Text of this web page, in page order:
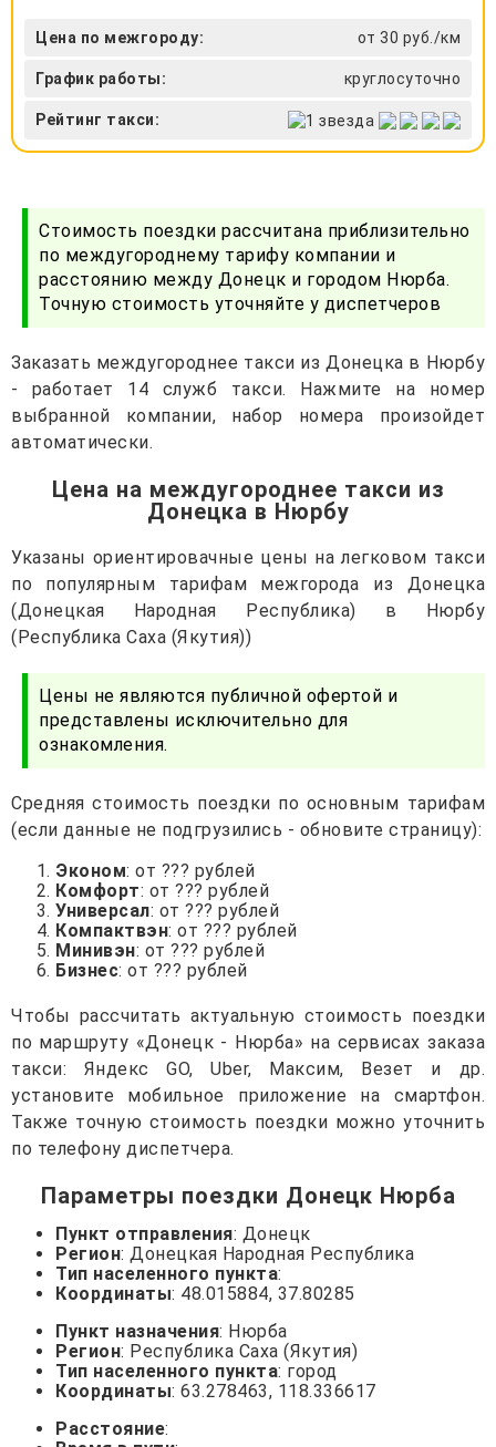
Цена по межгороду: от 30 руб./км
График работы: круглосуточно
Рейтинг такси:
Стоимость поездки рассчитана приблизительно
по междугороднему тарифу компании и
расстоянию между Донецк и городом Нюрба.
Точную стоимость уточняйте у диспетчеров
Заказать междугороднее такси из Донецка в Нюрбу
- работает 14 служб такси. Нажмите на номер
выбранной компании, набор номера произойдет
автоматически.
Цена на междугороднее такси из
Донецка в Нюрбу
Указаны ориентировачные цены на легковом такси
по популярным тарифам межгорода из Донецка
(Донецкая Народная Республика) в Нюрбу
(Республика Саха (Якутия))
Цены не являются публичной офертой и
представлены исключительно для
ознакомления.
Средняя стоимость поездки по основным тарифам
(если данные не подгрузились - обновите страницу):
Эконом: от ??? рублей
Комфорт: от ??? рублей
Универсал: от ??? рублей
Компактвэн: от ??? рублей
Минивэн: от ??? рублей
Бизнес: от ??? рублей
Чтобы рассчитать актуальную стоимость поездки
по маршруту «Донецк - Нюрба» на сервисах заказа
такси: Яндекс GO, Uber, Максим, Везет и др.
установите мобильное приложение на смартфон.
Также точную стоимость поездки можно уточнить
по телефону диспетчера.
Параметры поездки Донецк Нюрба
Пункт отправления: Донецк
Регион: Донецкая Народная Республика
Тип населенного пункта:
Координаты: 48.015884, 37.80285
Пункт назначения: Нюрба
Регион: Республика Саха (Якутия)
Тип населенного пункта: город
Координаты: 63.278463, 118.336617
Расстояние: